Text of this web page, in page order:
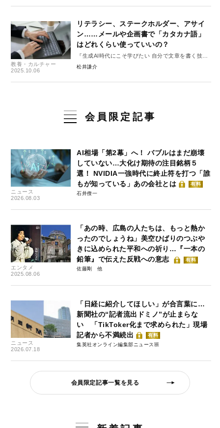
教養・カルチャー
2025.10.06
リテラシー、ステークホルダー、アサイ
ン……メールや企画書で「カタカナ語」
はどれくらい使っていいの？
『生成AI時代にこそ学びたい 自分で文章を書く技
術』#1
松井謙介
会員限定記事
ニュース
2026.08.03
AI相場「第2幕」へ！ バブルはまだ崩壊
していない…大化け期待の注目銘柄５
選！ NVIDIA一強時代に終止符を打つ「誰
もが知っている」あの会社とは
有料
石井僚一
エンタメ
2025.08.06
「あの時、広島の人たちは、もっと熱か
ったのでしょうね」美空ひばりのつぶや
きに込められた平和への祈り…『一本の
鉛筆』で伝えた反戦への意志
有料
佐藤剛
ニュース
2026.07.18
「日経に紹介してほしい」が合言葉に…
新聞社の“記者流出ドミノ”が止まらな
い 「TikToker化まで求められた」現場
記者から不満続出
有料
集英社オンライン編集部ニュース班
会員限定記事一覧を見る